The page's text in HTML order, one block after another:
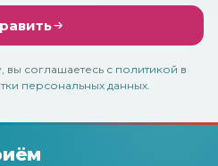
соглашаетесь с политикой в
персональных данных